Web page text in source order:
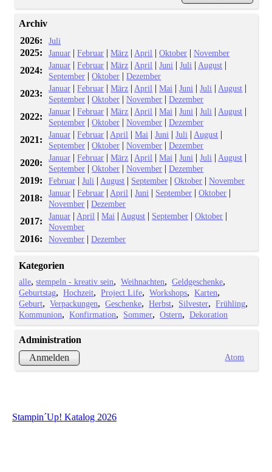
Archiv
2026:
Juli
2025: Januar |Februar |März | April |Oktober |November
2024: Januar |Februar |März | April |Juni |Juli | August |
September |Oktober |Dezember
2023: Januar |Februar |März | April |Mai |Juni |Juli | August |
September |Oktober |November |Dezember
2022: Januar |Februar |März | April |Mai |Juni |Juli | August |
September |Oktober |November |Dezember
2021: Januar |Februar | April |Mai |Juni |Juli | August |
September |Oktober |November |Dezember
2020: Januar |Februar |März | April |Mai |Juni |Juli | August |
September |Oktober |November |Dezember
2019: Februar |Juli | August | September |Oktober |November
2018: Januar |Februar | April |Juni | September |Oktober |
November |Dezember
2017: Januar | April |Mai | August | September |Oktober |
November
2016: November |Dezember
Kategorien
alle stempeln - kreativ sein Weihnachten
Geldgeschenke
Geburtstag
Hochzeit Project Life Workshops
Karten
Geburt
Verpackungen Geschenke Herbst Silvester
Frühling
Kommunion
Konfirmation Sommer Ostern Dekoration
Administration
Anmelden
Atom
Stampin´Up! Katalog 2026